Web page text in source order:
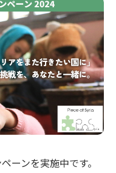
ーンを実施中です。